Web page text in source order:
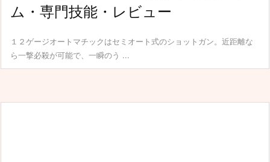
ム・専門技能・レビュー
１２ゲージオートマチックはセミオート式のショットガン。近距離な
ら一撃必殺が可能で、一瞬のう ...